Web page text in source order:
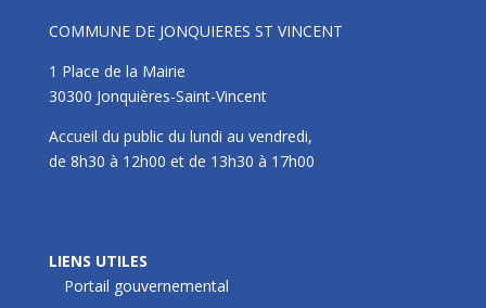
COMMUNE DE JONQUIERES ST VINCENT
1 Place de la Mairie
30300 Jonquières-Saint-Vincent
Accueil du public du lundi au vendredi,
de 8h30 à 12h00 et de 13h30 à 17h00
LIENS UTILES
Portail gouvernemental